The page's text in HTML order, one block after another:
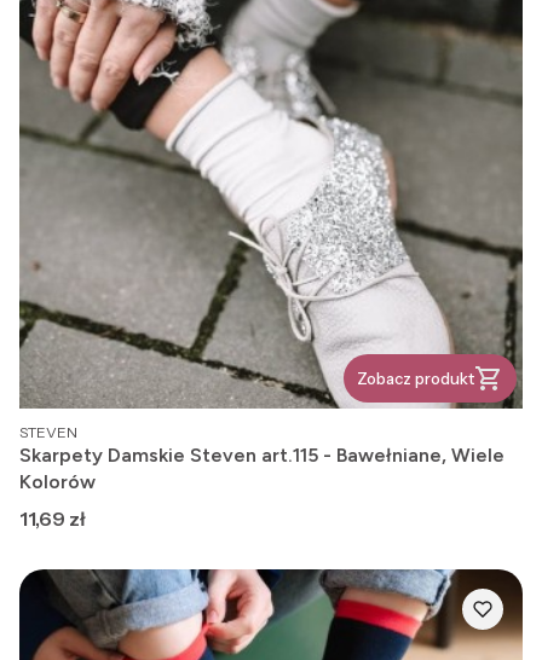
Zobacz produkt
PRODUCENT
STEVEN
Skarpety Damskie Steven art.115 - Bawełniane, Wiele
Kolorów
Cena
11,69 zł